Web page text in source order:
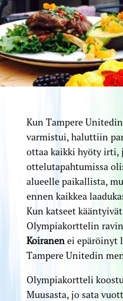
Kun Tampere
varmistui, haluttiin
ottaa kaikki hyöty irti,
ottelutapahtumissa
alueelle paikallista,
ennen kaikkea
Kun katseet kääntyivät
Olympiakorttelin
Koiranen ei epäröinyt
Tampere Unitedin
Olympiakortteli
Muusasta, jo sata